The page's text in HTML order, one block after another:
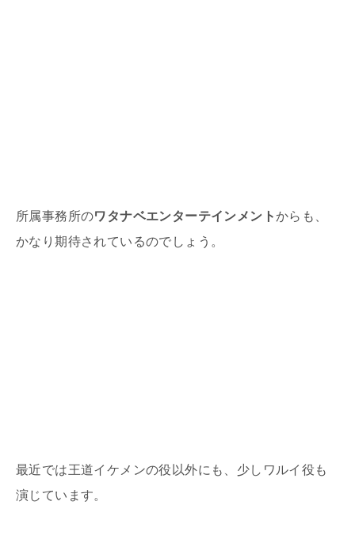
所属事務所のワタナベエンターテインメントからも、
かなり期待されているのでしょう。
最近では王道イケメンの役以外にも、少しワルイ役も
演じています。